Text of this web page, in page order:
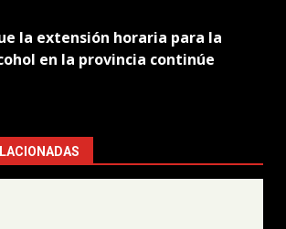
la extensión horaria para la
en la provincia continúe